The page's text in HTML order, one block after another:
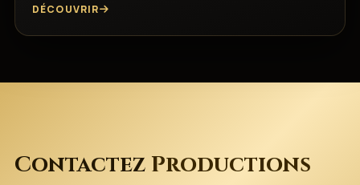
DÉCOUVRIR
Contactez Productions